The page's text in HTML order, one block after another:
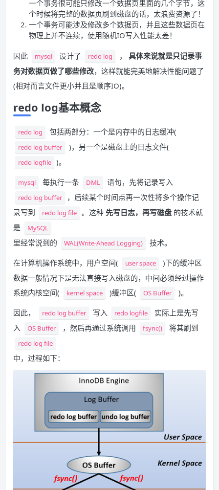
一个事务很可能只修改一个数据页里面的几个字节，这
个时候将完整的数据页刷到磁盘的话，太浪费资源了！
一个事务可能涉及修改多个数据页，并且这些数据页在
物理上并不连续，使用随机IO写入性能太差！
因此 mysql 设计了 redo log ， 具体来说就是只记录事
务对数据页做了哪些修改，这样就能完美地解决性能问题了
(相对而言文件更小并且是顺序IO)。
redo log基本概念
redo log 包括两部分：一个是内存中的日志缓冲(
redo log buffer )，另一个是磁盘上的日志文件(
redo logfile )。
mysql 每执行一条 DML 语句，先将记录写入
redo log buffer
，后续某个时间点再一次性将多个操作记
录写到
redo log file 。这种 先写日志，再写磁盘 的技术就
是
MySQL
里经常说到的 WAL(Write-Ahead Logging) 技术。
在计算机操作系统中，用户空间( user space
)下的缓冲区
数据一般情况下是无法直接写入磁盘的，中间必须经过操作
系统内核空间(
kernel space )缓冲区( OS Buffer )。
因此， redo log buffer 写入 redo logfile
实际上是先写
入
OS Buffer ，然后再通过系统调用 fsync() 将其刷到
redo log file
中，过程如下：